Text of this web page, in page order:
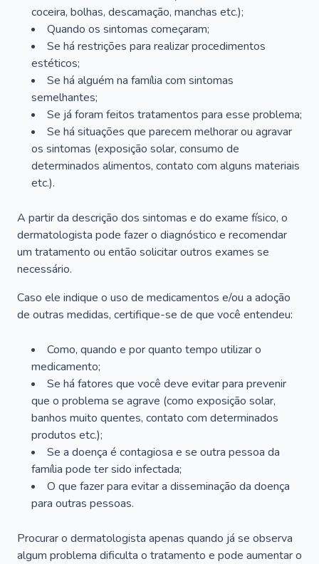
coceira, bolhas, descamação, manchas etc.);
Quando os sintomas começaram;
Se há restrições para realizar procedimentos
estéticos;
Se há alguém na família com sintomas
semelhantes;
Se já foram feitos tratamentos para esse problema;
Se há situações que parecem melhorar ou agravar
os sintomas (exposição solar, consumo de
determinados alimentos, contato com alguns materiais
etc.).
A partir da descrição dos sintomas e do exame físico, o
dermatologista pode fazer o diagnóstico e recomendar
um tratamento ou então solicitar outros exames se
necessário.
Caso ele indique o uso de medicamentos e/ou a adoção
de outras medidas, certifique-se de que você entendeu:
Como, quando e por quanto tempo utilizar o
medicamento;
Se há fatores que você deve evitar para prevenir
que o problema se agrave (como exposição solar,
banhos muito quentes, contato com determinados
produtos etc.);
Se a doença é contagiosa e se outra pessoa da
família pode ter sido infectada;
O que fazer para evitar a disseminação da doença
para outras pessoas.
Procurar o dermatologista apenas quando já se observa
algum problema dificulta o tratamento e pode aumentar o